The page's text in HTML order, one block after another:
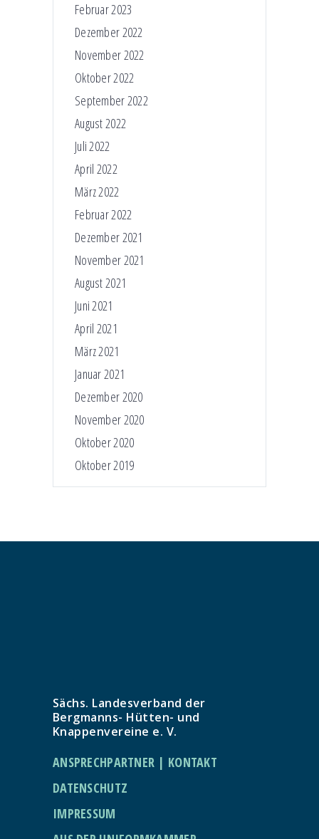
Februar 2023
Dezember 2022
November 2022
Oktober 2022
September 2022
August 2022
Juli 2022
April 2022
März 2022
Februar 2022
Dezember 2021
November 2021
August 2021
Juni 2021
April 2021
März 2021
Januar 2021
Dezember 2020
November 2020
Oktober 2020
Oktober 2019
Sächs. Landesverband der
Bergmanns- Hütten- und
Knappenvereine e. V.
ANSPRECHPARTNER | KONTAKT
DATENSCHUTZ
IMPRESSUM